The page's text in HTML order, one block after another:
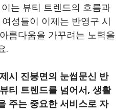
는 뷰티 트렌드의 흐름과
성들이 이제는 반영구 시
름다움을 가꾸려는 노력을
.
시 진봉면의 눈썹문신 반
티 트렌드를 넘어서, 생활
주는 중요한 서비스로 자